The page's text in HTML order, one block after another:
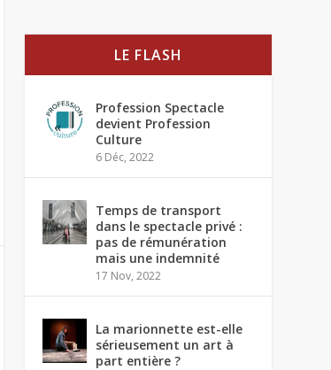
LE FLASH
Profession Spectacle
devient Profession
Culture
6 Déc, 2022
Temps de transport
dans le spectacle privé :
pas de rémunération
mais une indemnité
17 Nov, 2022
La marionnette est-elle
sérieusement un art à
part entière ?